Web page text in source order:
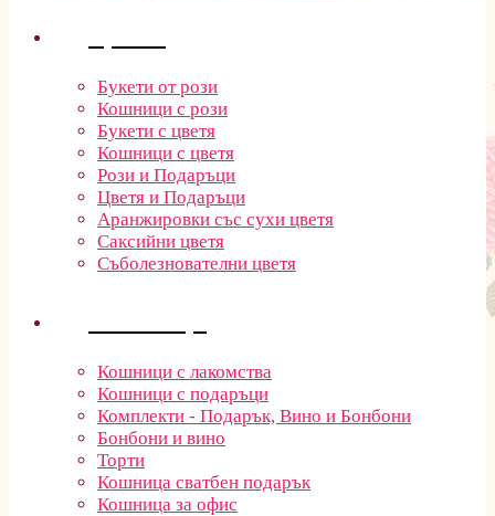
Букети от рози
Кошници с рози
Букети с цветя
Кошници с цветя
Рози и Подаръци
Цветя и Подаръци
Аранжировки със сухи цветя
Саксийни цветя
Съболезнователни цветя
Кошници с лакомства
Кошници с подаръци
Комплекти - Подарък, Вино и Бонбони
Бонбони и вино
Торти
Кошница сватбен подарък
Кошница за офис